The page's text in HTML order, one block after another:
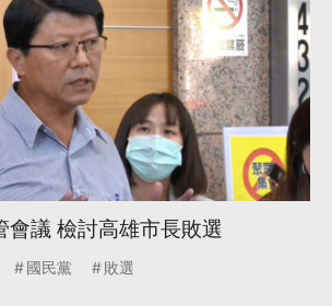
會議 檢討高雄市長敗選
國民黨 敗選